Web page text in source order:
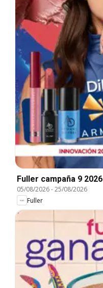
Fuller campaña 9 2026
05/08/2026-25/08/2026
Fuller